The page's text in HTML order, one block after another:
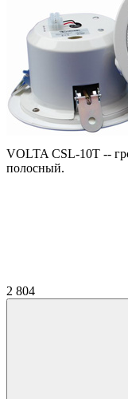
VOLTA CSL-10T --
полосный.
2 804